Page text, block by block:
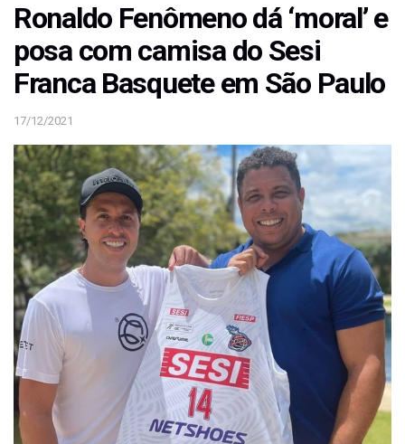
Ronaldo Fenômeno dá ‘moral’ e
posa com camisa do Sesi
Franca Basquete em São Paulo
17/12/2021